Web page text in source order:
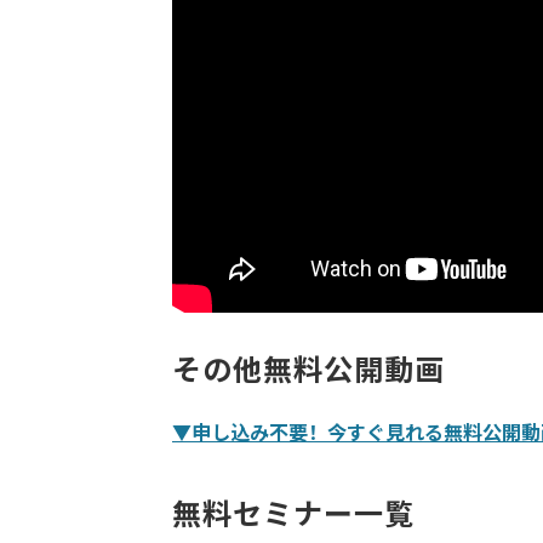
その他無料公開動画
▼申し込み不要！今すぐ見れる無料公開
無料セミナー一覧